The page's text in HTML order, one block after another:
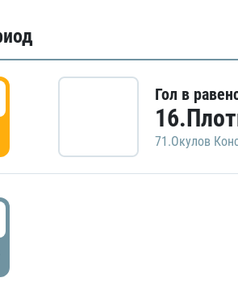
Гол в
71.Окулов